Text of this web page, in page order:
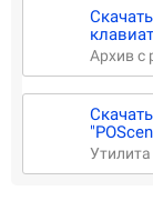
Архив с